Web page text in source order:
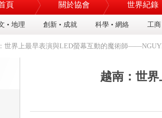
• 地理 創新 • 成就 科學 • 網絡 工商
頁 關於協會 世界紀錄
越南：世
世界上最早表演與LED螢幕互動的魔術師